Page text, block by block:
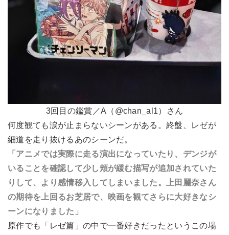
3回目の鑑賞／A（@chan_al1）さん
何度観ても涙が止まらないシーンがある。終盤、レゼが
細道を走り抜けるあのシーンだ。
「アニメでは実際に走る演出になっていたり、デンジが
いることを確認して少し頬が緩む描写が追加されていた
りして、より感情移入してしまいました。上田麗奈さん
の期待を上回るお芝居で、映画を観てさらに大好きなシ
ーンになりました」
原作でも「レゼ篇」の中で一番好きだったというこの場